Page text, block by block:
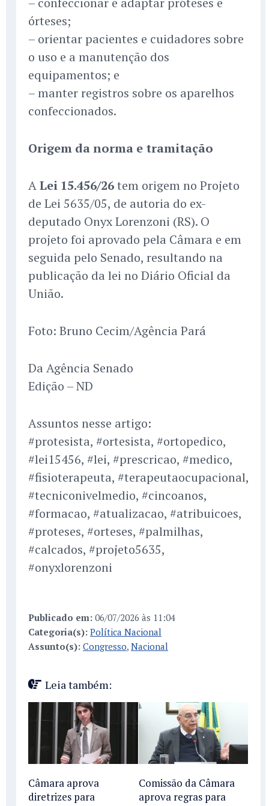
órteses;
– orientar pacientes e cuidadores sobre
o uso e a manutenção dos
equipamentos; e
– manter registros sobre os aparelhos
confeccionados.
Origem da norma e tramitação
ALei 15.456/26tem origem no Projeto
de Lei 5635/05, de autoria do ex-
deputado Onyx Lorenzoni (RS). O
projeto foi aprovado pela Câmara e em
seguida pelo Senado, resultando na
publicação da lei no Diário Oficial da
União.
Foto: Bruno Cecim/Agência Pará
Da Agência Senado
Edição – ND
Assuntos nesse artigo:
#protesista, #ortesista, #ortopedico,
#lei15456, #lei, #prescricao, #medico,
#fisioterapeuta, #terapeutaocupacional,
#tecniconivelmedio, #cincoanos,
#formacao, #atualizacao, #atribuicoes,
#proteses, #orteses, #palmilhas,
#calcados, #projeto5635,
#onyxlorenzoni
Publicado em: 06/07/2026 às 11:04
Categoria(s): Política Nacional
Assunto(s): Congresso, Nacional
Leia também:
Câmara aprova
diretrizes para
Comissão da Câmara
aprova regras para